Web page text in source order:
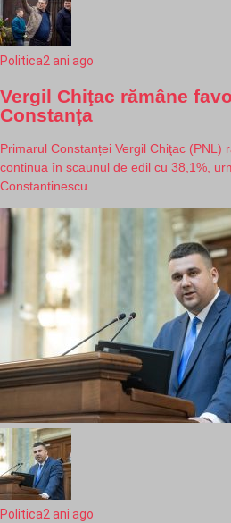
Politica2 ani ago
Vergil Chiţac rămâne
Constanța
Primarul Constanței Vergil Chiţac (PNL)
continua în scaunul de edil cu 38,1%,
Constantinescu...
Politica2 ani ago